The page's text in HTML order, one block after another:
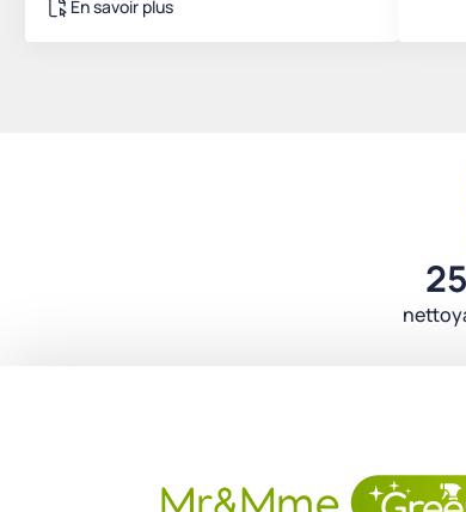
En savoir plus